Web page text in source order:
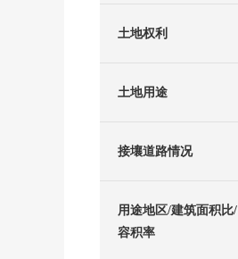
土地权利
土地用途
接壤道路情况
用途地区/建筑面积比/
容积率